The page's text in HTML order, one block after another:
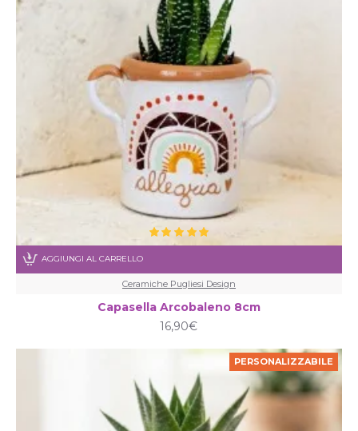
Ceramiche Pugliesi Design
Capasella Arcobaleno 8cm
16,90€
AGGIUNGI AL CARRELLO
PERSONALIZZABILE